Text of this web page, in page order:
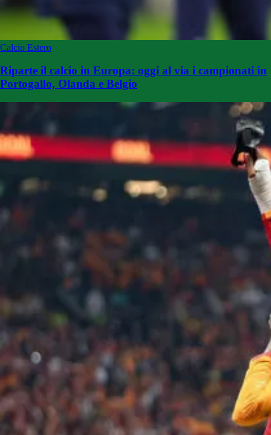
Calcio Estero
Riparte il calcio in Europa: oggi al via i campionati in
Portogallo, Olanda e Belgio